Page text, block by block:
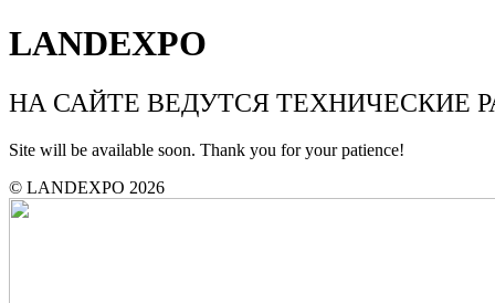
LANDEXPO
НА САЙТЕ ВЕДУТСЯ ТЕХНИЧЕСКИЕ
Site will be available soon. Thank you for your patience!
© LANDEXPO 2026